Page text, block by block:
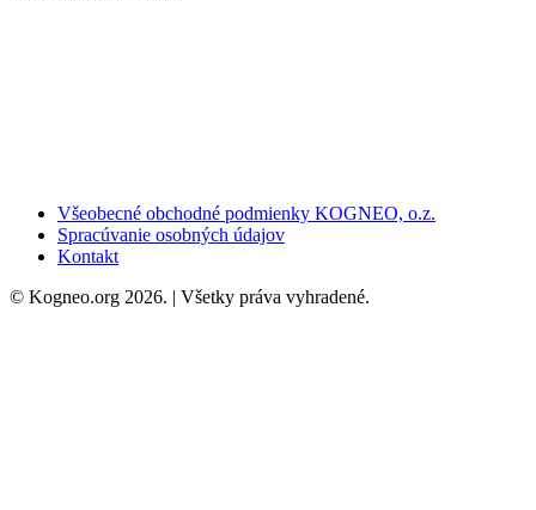
Všeobecné obchodné podmienky KOGNEO, o.z.
Spracúvanie osobných údajov
Kontakt
© Kogneo.org 2026. | Všetky práva vyhradené.